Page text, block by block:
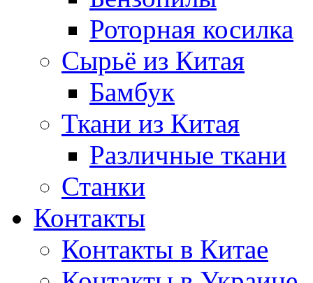
Роторная косилка
Сырьё из Китая
Бамбук
Ткани из Китая
Различные ткани
Станки
Контакты
Контакты в Китае